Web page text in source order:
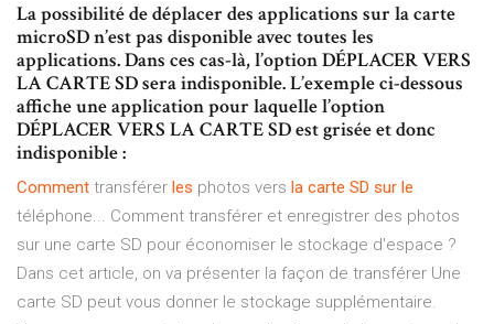
La possibilité de déplacer des applications sur la carte
microSD n’est pas disponible avec toutes les
applications. Dans ces cas-là, l’option DÉPLACER VERS
LA CARTE SD sera indisponible. L’exemple ci-dessous
affiche une application pour laquelle l’option
DÉPLACER VERS LA CARTE SD est grisée et donc
indisponible :
Comment transférer les photos vers la carte SD sur le
téléphone... Comment transférer et enregistrer des photos
sur une carte SD pour économiser le stockage d'espace ?
Dans cet article, on va présenter la façon de transférer Une
carte SD peut vous donner le stockage supplémentaire.